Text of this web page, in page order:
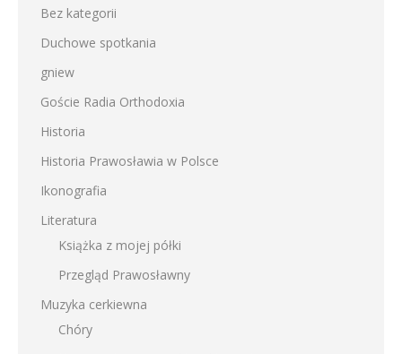
Bez kategorii
Duchowe spotkania
gniew
Goście Radia Orthodoxia
Historia
Historia Prawosławia w Polsce
Ikonografia
Literatura
Książka z mojej półki
Przegląd Prawosławny
Muzyka cerkiewna
Chóry